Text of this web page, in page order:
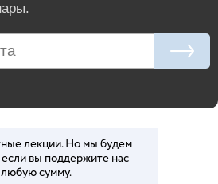
лекции. Но мы будем
вы поддержите нас
сумму.